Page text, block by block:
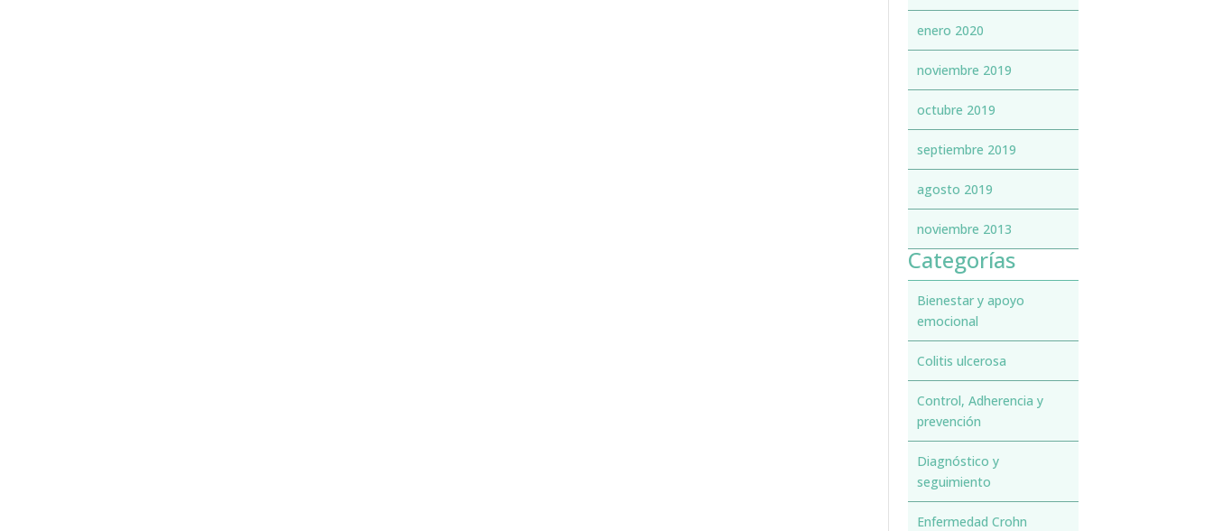
enero 2020
noviembre 2019
octubre 2019
septiembre 2019
agosto 2019
noviembre 2013
Categorías
Bienestar y apoyo
emocional
Colitis ulcerosa
Control, Adherencia y
prevención
Diagnóstico y
seguimiento
Enfermedad Crohn